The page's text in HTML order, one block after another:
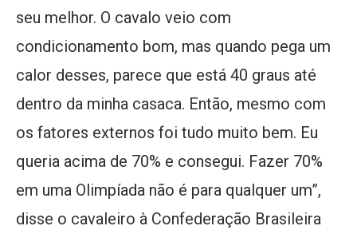
seu melhor. O cavalo veio com
condicionamento bom, mas quando pega um
calor desses, parece que está 40 graus até
dentro da minha casaca. Então, mesmo com
os fatores externos foi tudo muito bem. Eu
queria acima de 70% e consegui. Fazer 70%
em uma Olimpíada não é para qualquer um”,
disse o cavaleiro à Confederação Brasileira